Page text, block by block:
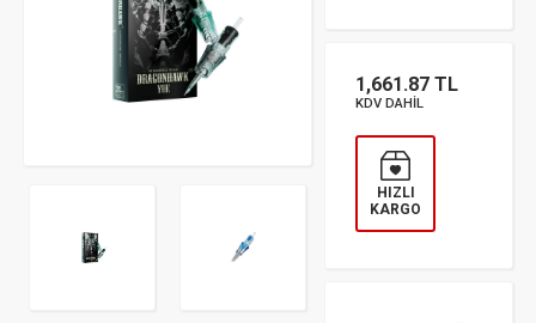
1,661.87 TL
KDV DAHİL
HIZLI
KARGO